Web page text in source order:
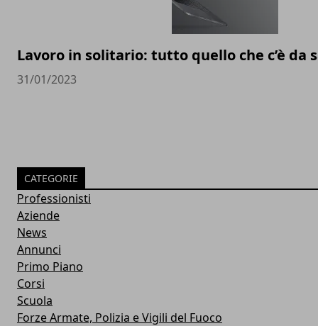
Lavoro in solitario: tutto quello che c’è da
31/01/2023
CATEGORIE
Professionisti
Aziende
News
Annunci
Primo Piano
Corsi
Scuola
Forze Armate, Polizia e Vigili del Fuoco